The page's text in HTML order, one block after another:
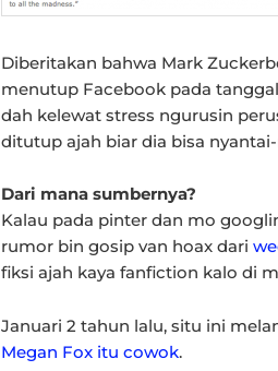
Diberitakan bahwa Mark
menutup Facebook pada
dah kelewat stress ngurusin
ditutup ajah biar dia bisa
Dari mana sumbernya?
Kalau pada pinter dan mo
rumor bin gosip van hoax dari
fiksi ajah kaya fanfiction kalo di
Januari 2 tahun lalu, situ ini
Megan Fox itu cowok.